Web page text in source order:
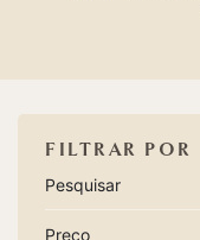
FILTRAR POR
Pesquisar
Preço